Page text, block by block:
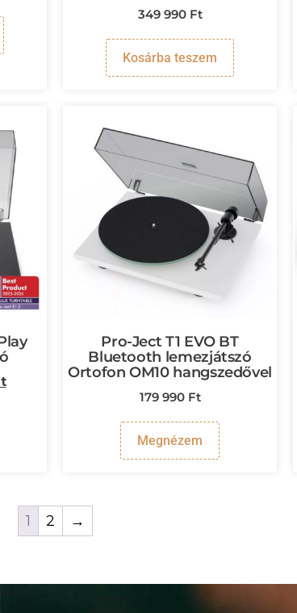
349 990 Ft
Kosárba teszem
Pro-Ject T1 EVO BT
Bluetooth lemezjátszó
Ortofon OM10 hangszedővel
179 990 Ft
Megnézem
1 2 →